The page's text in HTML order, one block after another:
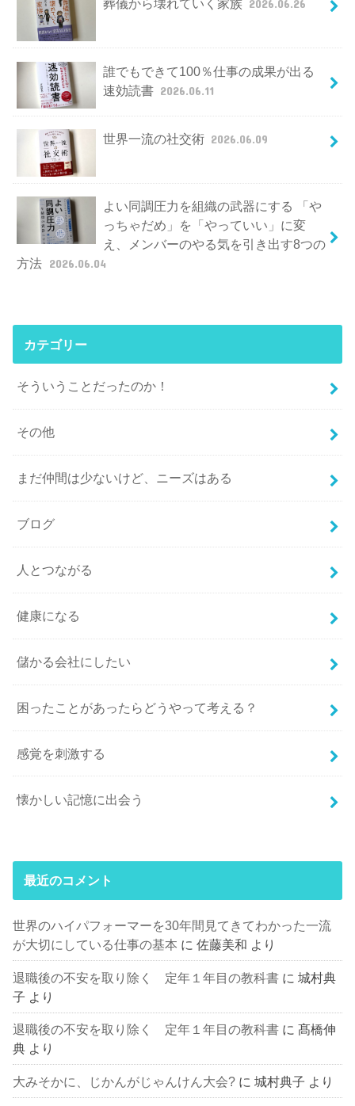
葬儀から壊れていく家族 2026.06.26
誰でもできて100％仕事の成果が出る
速効読書 2026.06.11
世界一流の社交術 2026.06.09
よい同調圧力を組織の武器にする 「や
っちゃだめ」を「やっていい」に変
え、メンバーのやる気を引き出す8つの
方法 2026.06.04
カテゴリー
そういうことだったのか！
その他
まだ仲間は少ないけど、ニーズはある
ブログ
人とつながる
健康になる
儲かる会社にしたい
困ったことがあったらどうやって考える？
感覚を刺激する
懐かしい記憶に出会う
最近のコメント
世界のハイパフォーマーを30年間見てきてわかった一流
が大切にしている仕事の基本 に佐藤美和 より
退職後の不安を取り除く 定年１年目の教科書 に城村典
子 より
退職後の不安を取り除く 定年１年目の教科書 に髙橋伸
典 より
大みそかに、じかんがじゃんけん大会? に城村典子 より